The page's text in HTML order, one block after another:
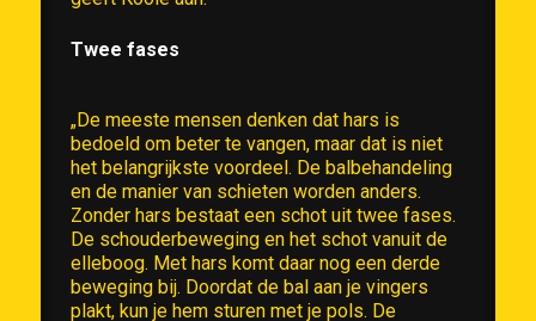
Twee fases
„De meeste mensen denken dat hars is
bedoeld om beter te vangen, maar dat is niet
het belangrijkste voordeel. De balbehandeling
en de manier van schieten worden anders.
Zonder hars bestaat een schot uit twee fases.
De schouderbeweging en het schot vanuit de
elleboog. Met hars komt daar nog een derde
beweging bij. Doordat de bal aan je vingers
plakt, kun je hem sturen met je pols. De